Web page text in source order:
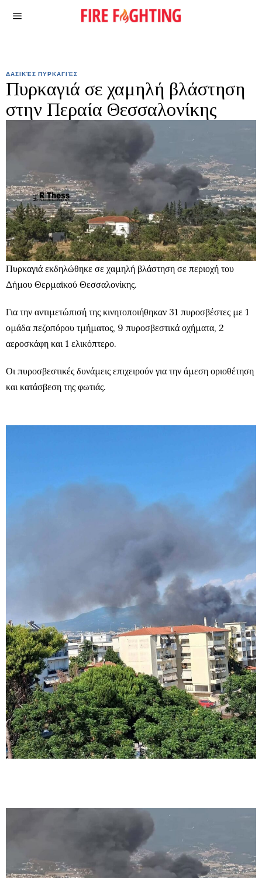
ΔΑΣΙΚΈΣ ΠΥΡΚΑΓΙΈΣ
Πυρκαγιά σε χαμηλή βλάστηση
στην Περαία Θεσσαλονίκης
Πυρκαγιά εκδηλώθηκε σε χαμηλή βλάστηση σε περιοχή του
Δήμου Θερμαϊκού Θεσσαλονίκης.
Για την αντιμετώπισή της κινητοποιήθηκαν 31 πυροσβέστες με 1
ομάδα πεζοπόρου τμήματος, 9 πυροσβεστικά οχήματα, 2
αεροσκάφη και 1 ελικόπτερο.
Οι πυροσβεστικές δυνάμεις επιχειρούν για την άμεση οριοθέτηση
και κατάσβεση της φωτιάς.